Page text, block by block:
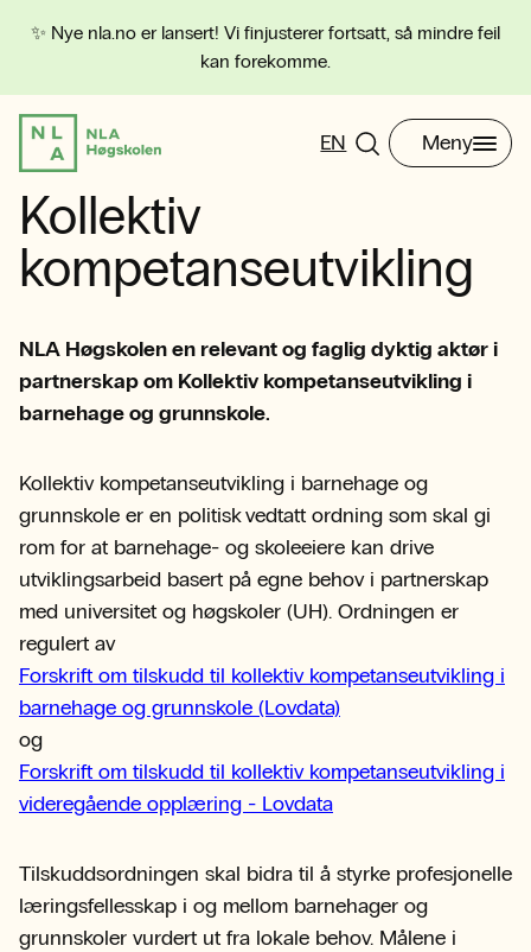
✨ Nye nla.no er lansert! Vi finjusterer fortsatt, så mindre feil
kan forekomme.
EN Meny
Kollektiv
kompetanseutvikling
NLA Høgskolen en relevant og faglig dyktig aktør i
partnerskap om Kollektiv kompetanseutvikling i
barnehage og grunnskole.
Kollektiv kompetanseutvikling i barnehage og
grunnskole er en politisk vedtatt ordning som skal gi
rom for at barnehage- og skoleeiere kan drive
utviklingsarbeid basert på egne behov i partnerskap
med universitet og høgskoler (UH). Ordningen er
regulert av
Forskrift om tilskudd til kollektiv kompetanseutvikling i
barnehage og grunnskole (Lovdata)
og
Forskrift om tilskudd til kollektiv kompetanseutvikling i
videregående opplæring - Lovdata
Tilskuddsordningen skal bidra til å styrke profesjonelle
læringsfellesskap i og mellom barnehager og
grunnskoler vurdert ut fra lokale behov. Målene i